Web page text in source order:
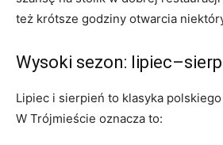
też krótsze godziny otwarcia
Wysoki sezon:
Lipiec i sierpień to klasyka
W Trójmieście oznacza to: